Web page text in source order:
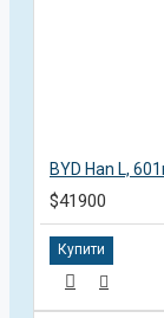
$41900
Купити